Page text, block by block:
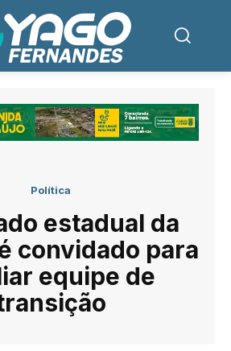
Política
estadual da
convidado para
equipe de